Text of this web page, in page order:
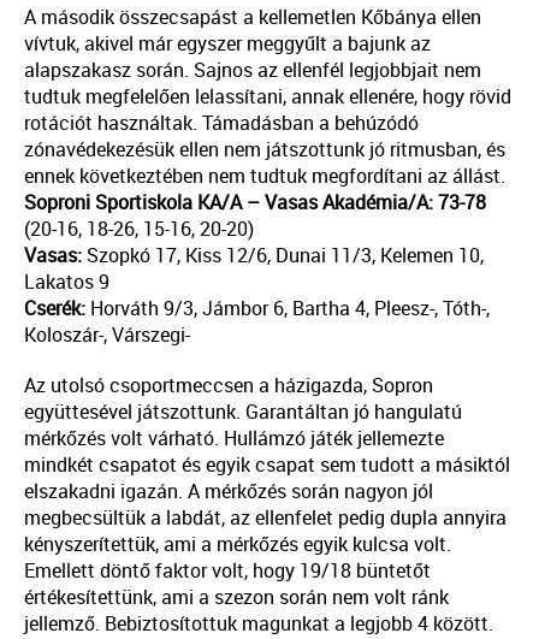
A második összecsapást a kellemetlen Kőbánya ellen
vívtuk, akivel már egyszer meggyűlt a bajunk az
alapszakasz során. Sajnos az ellenfél legjobbjait nem
tudtuk megfelelően lelassítani, annak ellenére, hogy rövid
rotációt használtak. Támadásban a behúzódó
zónavédekezésük ellen nem játszottunk jó ritmusban, és
ennek következtében nem tudtuk megfordítani az állást.
Soproni Sportiskola KA/A – Vasas Akadémia/A: 73-78
(20-16, 18-26, 15-16, 20-20)
Vasas: Szopkó 17, Kiss 12/6, Dunai 11/3, Kelemen 10,
Lakatos 9
Cserék: Horváth 9/3, Jámbor 6, Bartha 4, Pleesz-, Tóth-,
Koloszár-, Várszegi-
Az utolsó csoportmeccsen a házigazda, Sopron
együttesével játszottunk. Garantáltan jó hangulatú
mérkőzés volt várható. Hullámzó játék jellemezte
mindkét csapatot és egyik csapat sem tudott a másiktól
elszakadni igazán. A mérkőzés során nagyon jól
megbecsültük a labdát, az ellenfelet pedig dupla annyira
kényszerítettük, ami a mérkőzés egyik kulcsa volt.
Emellett döntő faktor volt, hogy 19/18 büntetőt
értékesítettünk, ami a szezon során nem volt ránk
jellemző. Bebiztosítottuk magunkat a legjobb 4 között.